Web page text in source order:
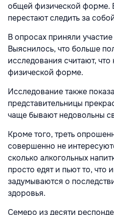
общей физической форме.
перестают следить за
В опросах приняли
Выяснилось, что больше
исследования считают,
физической форме.
Исследование также
представительницы
чаще бывают недовольны
Кроме того, треть
совершенно не
сколько алкогольных
просто едят и пьют то, что
задумываются о
здоровья.
Семеро из десяти